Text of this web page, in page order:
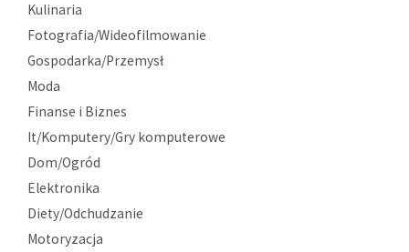
Kulinaria
Fotografia/Wideofilmowanie
Gospodarka/Przemysł
Moda
Finanse i Biznes
It/Komputery/Gry komputerowe
Dom/Ogród
Elektronika
Diety/Odchudzanie
Motoryzacja